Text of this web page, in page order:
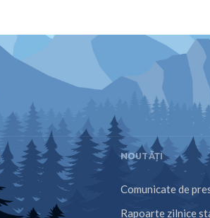
NOUTĂȚI
Comunicate de
Rapoarte zilnice